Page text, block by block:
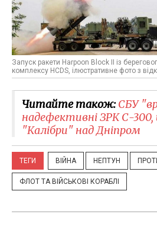
Запуск ракети Harpoon Block II із
комплексу HCDS, ілюстративне фото з
Читайте також:СБУ
надефективні ЗРК С-
"Калібри" над Дніпром
ТЕГИ ВІЙНА НЕПТУН
ФЛОТ ТА ВІЙСЬКОВІ КОРАБЛІ